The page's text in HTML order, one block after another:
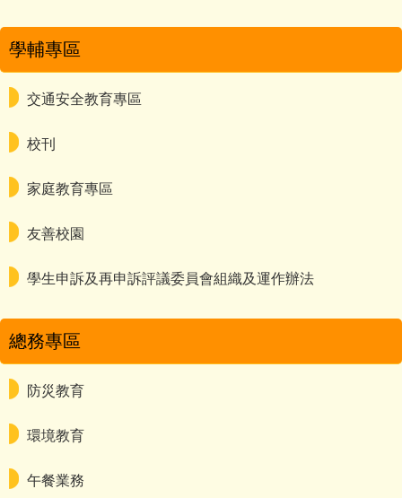
學輔專區
交通安全教育專區
校刊
家庭教育專區
友善校園
學生申訴及再申訴評議委員會組織及運作辦法
總務專區
防災教育
環境教育
午餐業務